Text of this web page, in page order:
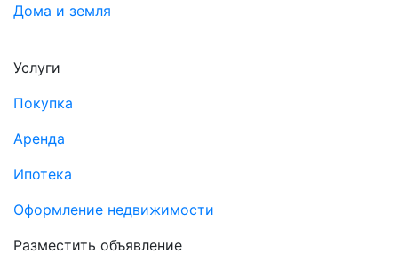
Дома и земля
Услуги
Покупка
Аренда
Ипотека
Оформление недвижимости
Разместить объявление